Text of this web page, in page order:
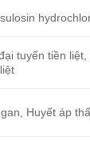
tuyến tiền
Huyết áp